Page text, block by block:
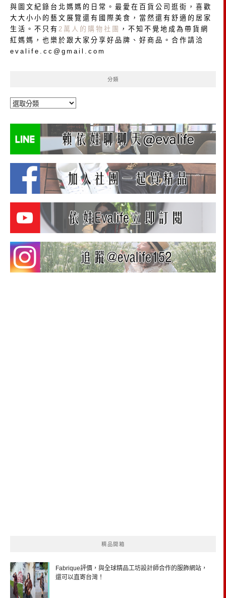
與圖文紀錄台北媽媽的日常。最愛在百貨公司逛街，喜歡
大大小小的藝文展覽還有國際美食，當然還有舒適的居家
生活。不只有 2萬人的購物社團
，不知不覺地成為帶貨網
紅媽媽，也樂於跟大家分享好品牌、好商品。合作請洽
evalife.cc@gmail.com
分類
分
精品開箱
Fabrique評價，與全球精品工坊設計師合作的服飾網站，
還可以直寄台灣！